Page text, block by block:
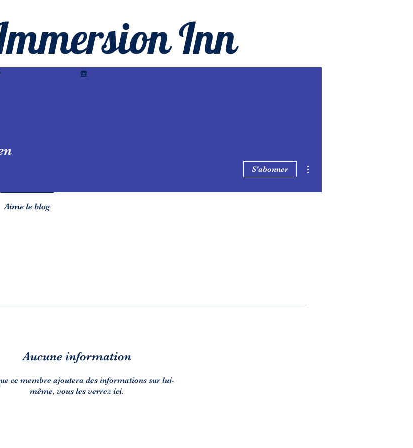
rsion Inn
☎️
Aucune information
ce membre ajoutera des informations sur lui-
même, vous les verrez ici.
S'abonner
Aime le blog